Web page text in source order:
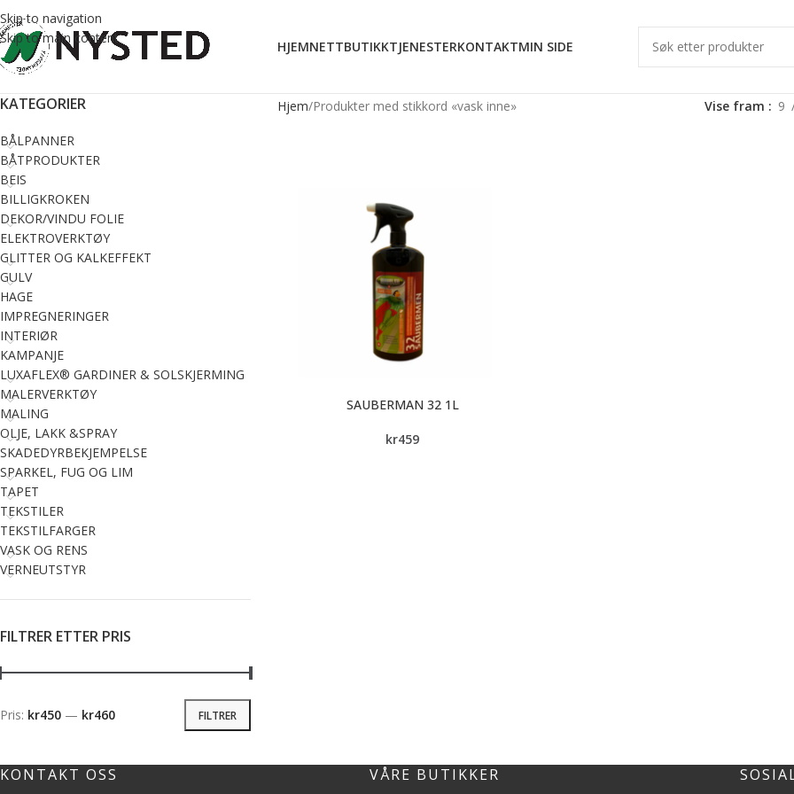
Skip to navigation
Skip to main content
HJEMNETTBUTIKKTJENESTERKONTAKTMIN SIDE
KATEGORIER
BÅLPANNER
BÅTPRODUKTER
BEIS
BILLIGKROKEN
DEKOR/VINDU FOLIE
ELEKTROVERKTØY
GLITTER OG KALKEFFEKT
GULV
HAGE
IMPREGNERINGER
INTERIØR
KAMPANJE
LUXAFLEX® GARDINER & SOLSKJERMING
MALERVERKTØY
MALING
OLJE, LAKK &SPRAY
SKADEDYRBEKJEMPELSE
SPARKEL, FUG OG LIM
TAPET
TEKSTILER
TEKSTILFARGER
VASK OG RENS
VERNEUTSTYR
FILTRER ETTER PRIS
FILTRER
Pris: kr450 — kr460
Hjem Produkter med stikkord «vask inne» Vise fram 9
SAUBERMAN 32 1L
kr459
KONTAKT OSS VÅRE BUTIKKER